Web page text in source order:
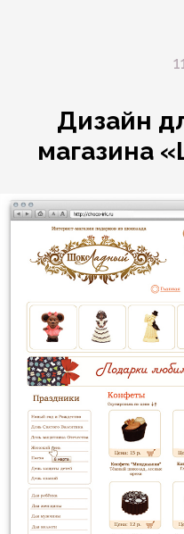
Дизайн
магазина